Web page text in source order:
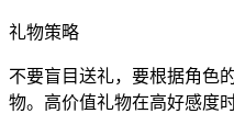
礼物策略
不要盲目送礼，要根据角色
物。高价值礼物在高好感度